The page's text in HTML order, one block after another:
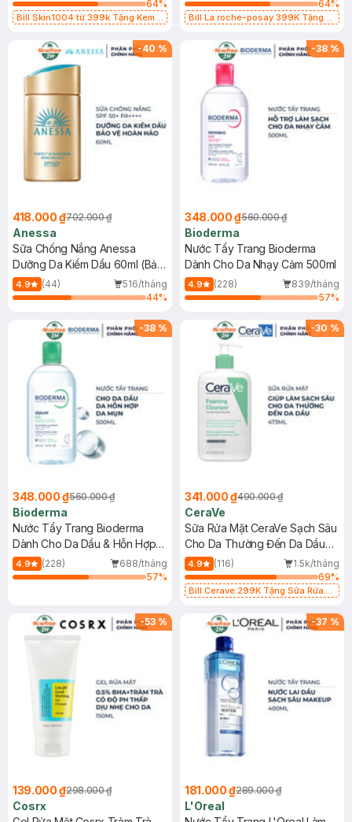
64%
Bill Skin1004 từ 399k Tặng Kem
SPF 50+ 20ml (SL Có Hạn)
64%
Bill La roche-posay 399K Tặng
(SL có hạn)
-40 %
418.000 ₫702.000 ₫
Anessa
Sữa Chống Nắng Anessa
Dưỡng Da Kiềm Dầu 60ml (Bản
Mới)
4.9 (44)
516/tháng
44%
-38 %
348.000 ₫560.000 ₫
Bioderma
Nước Tẩy Trang Bioderma
Dành Cho Da Nhạy Cảm 500ml
4.9 (228)
839/tháng
57%
-38 %
348.000 ₫560.000 ₫
Bioderma
Nước Tẩy Trang Bioderma
Dành Cho Da Dầu & Hỗn Hợp
500ml
4.9 (228)
688/tháng
57%
-30 %
341.000 ₫490.000 ₫
CeraVe
Sữa Rửa Mặt CeraVe Sạch Sâu
Cho Da Thường Đến Da Dầu
473ml
4.9 (116)
1.5k/tháng
69%
Bill Cerave 299K Tặng Sữa Rửa
-53 %
139.000 ₫298.000 ₫
Cosrx
-37 %
181.000 ₫289.000 ₫
L'Oreal